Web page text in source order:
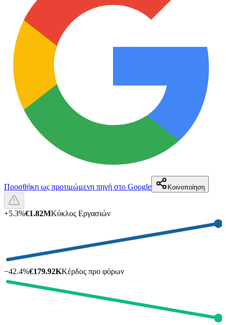
Προσθήκη ως προτιμώμενη πηγή στο Google Κοινοποίηση
+5.3%€1.82MΚύκλος Εργασιών
−42.4%€179.92KΚέρδος προ φόρων